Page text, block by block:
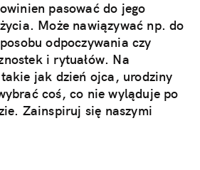
pasować do jego
Może nawiązywać np. do
odpoczywania czy
i rytuałów. Na
jak dzień ojca, urodziny
coś, co nie wyląduje po
Zainspiruj się naszymi